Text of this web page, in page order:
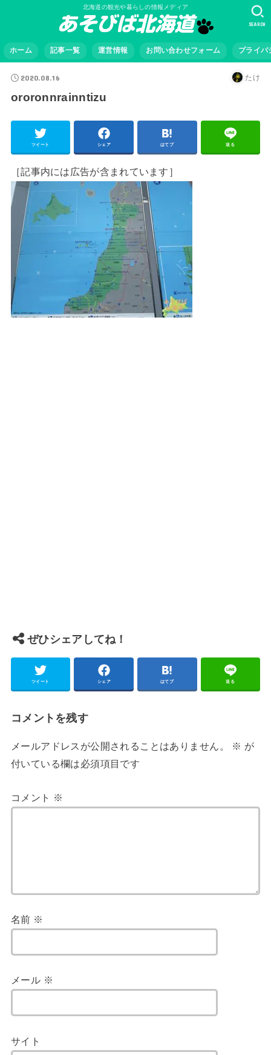
北海道の観光や暮らしの情報メディア
ホーム 記事一覧 運営情報 お問い合わせフォーム プライバ
SEARCH
2020.08.16 たけ
ororonnrainntizu
ツイート シェア はてブ 送る
［記事内には広告が含まれています］
ぜひシェアしてね！
ツイート シェア はてブ 送る
コメントを残す
メールアドレスが公開されることはありません。 ※ が
付いている欄は必須項目です
コメント ※
名前 ※
メール ※
サイト